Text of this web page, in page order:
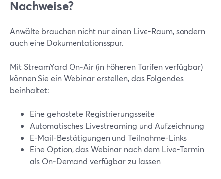
Nachweise?
Anwälte brauchen nicht nur einen Live-Raum, sondern
auch eine Dokumentationsspur.
Mit StreamYard On‑Air (in höheren Tarifen verfügbar)
können Sie ein Webinar erstellen, das Folgendes
beinhaltet:
Eine gehostete Registrierungsseite
Automatisches Livestreaming und Aufzeichnung
E-Mail-Bestätigungen und Teilnahme-Links
Eine Option, das Webinar nach dem Live-Termin
als On‑Demand verfügbar zu lassen